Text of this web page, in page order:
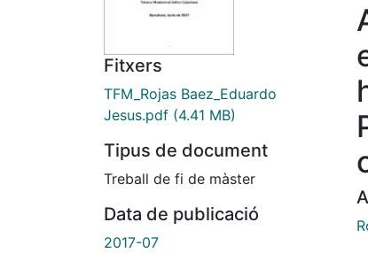
Fitxers
TFM_Rojas Baez_Eduardo
Jesus.pdf (4.41 MB)
Tipus de document
Treball de fi de màster
Data de publicació
2017-07